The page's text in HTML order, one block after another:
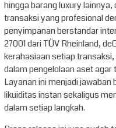
hingga barang luxury
transaksi yang profesional
penyimpanan berstandar
27001 dari TÜV Rheinland,
kerahasiaan setiap
dalam pengelolaan aset agar
Layanan ini menjadi
likuiditas instan sekaligus
dalam setiap langkah.